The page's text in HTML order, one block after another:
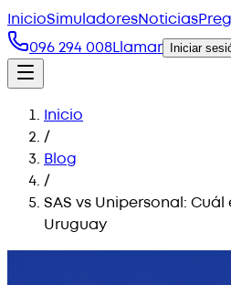
InicioSimuladoresNoticias
096 294 008Llamar Iniciar
Inicio
/
Blog
/
SAS vs Unipersonal:
Uruguay